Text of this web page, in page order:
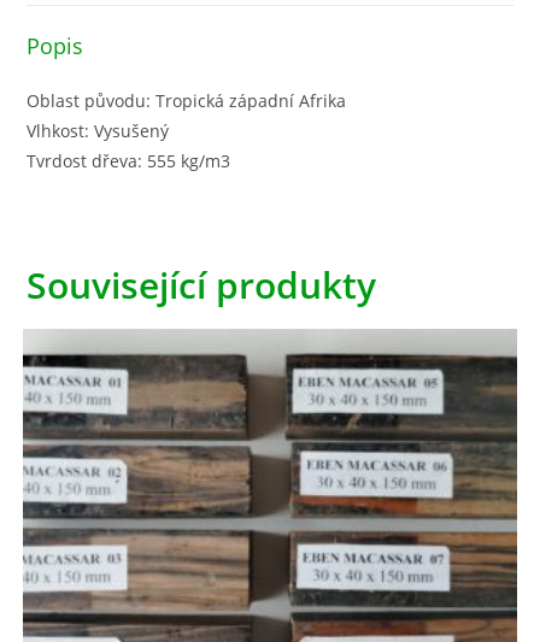
Popis
Oblast původu: Tropická západní Afrika
Vlhkost: Vysušený
Tvrdost dřeva: 555 kg/m3
Související produkty